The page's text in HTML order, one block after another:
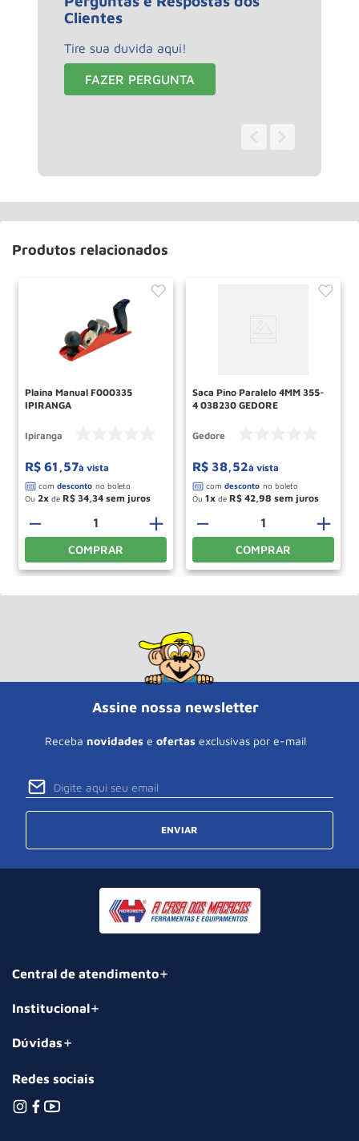
Clientes
Tire sua duvida aqui!
FAZER PERGUNTA
Produtos relacionados
Plaina Manual F000335
IPIRANGA
Ipiranga
R$ 61 ,57à vista
Ou 2 de R$ 34,34
＋
－
COMPRAR
Saca Pino Paralelo 4MM 355-
4 038230 GEDORE
Gedore
R$ 38,52à vista
Ou 1 de R$ 42,98
＋
－
COMPRAR
Assine nossa newsletter
Receba novidades e ofertas exclusivas por e-mail
ENVIAR
Central de atendimento
Institucional
Dúvidas
Redes sociais